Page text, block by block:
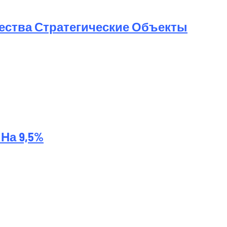
Стратегические Объекты
9,5%